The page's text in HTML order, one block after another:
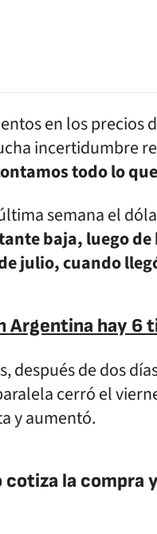
en los precios
incertidumbre
todo lo
semana el
baja, luego
julio, cuando
Argentina hay 6
después de dos
cerró el
y aumentó.
cotiza la compra